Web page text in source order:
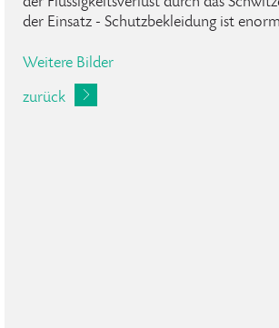
der Einsatz - Schutzbekleidung ist
Weitere Bilder
zurück